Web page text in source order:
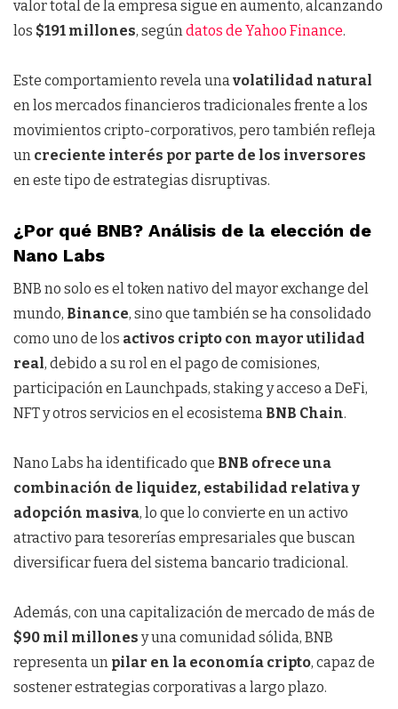
valor total de la empresa sigue en aumento, alcanzando
los $191 millones, segúndatos de Yahoo Finance.
Este comportamiento revela unavolatilidad natural
en los mercados financieros tradicionales frente a los
movimientos cripto-corporativos, pero también refleja
un creciente interés por parte de los inversores
en este tipo de estrategias disruptivas.
¿Por qué BNB? Análisis de la elección de
Nano Labs
BNB no solo es el token nativo del mayor exchange del
mundo, Binance, sino que también se ha consolidado
como uno de los activos cripto con mayor utilidad
real, debido a su rol en el pago de comisiones,
participación en Launchpads, staking y acceso a DeFi,
NFT y otros servicios en el ecosistema BNB Chain.
Nano Labs ha identificado que BNB ofrece una
combinación de liquidez, estabilidad relativa y
adopción masiva, lo que lo convierte en un activo
atractivo para tesorerías empresariales que buscan
diversificar fuera del sistema bancario tradicional.
Además, con una capitalización de mercado de más de
$90 mil millones y una comunidad sólida, BNB
representa un pilar en la economía cripto, capaz de
sostener estrategias corporativas a largo plazo.